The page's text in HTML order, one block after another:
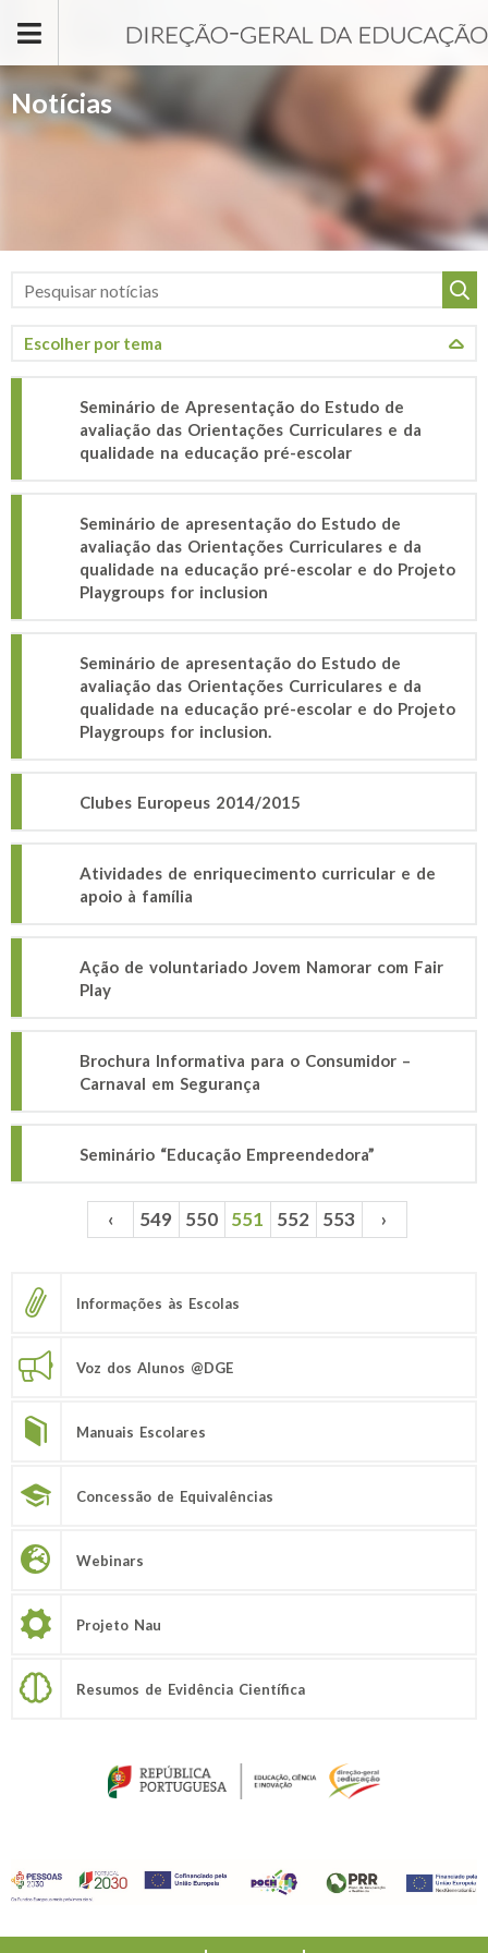
Notícias
Seminário de Apresentação do Estudo de
avaliação das Orientações Curriculares e da
qualidade na educação pré-escolar
Seminário de apresentação do Estudo de
avaliação das Orientações Curriculares e da
qualidade na educação pré-escolar e do Projeto
Playgroups for inclusion
Seminário de apresentação do Estudo de
avaliação das Orientações Curriculares e da
qualidade na educação pré-escolar e do Projeto
Playgroups for inclusion.
Clubes Europeus 2014/2015
Atividades de enriquecimento curricular e de
apoio à família
Ação de voluntariado Jovem Namorar com Fair
Play
Brochura Informativa para o Consumidor –
Carnaval em Segurança
Seminário “Educação Empreendedora”
Páginas ‹ 549 550 551 552 553 ›
Informações às Escolas
Voz dos Alunos @DGE
Manuais Escolares
Concessão de Equivalências
Webinars
Projeto Nau
Resumos de Evidência Científica